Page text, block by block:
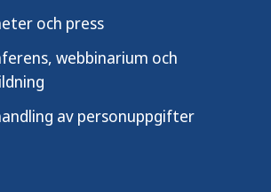
och press
webbinarium och
av personuppgifter